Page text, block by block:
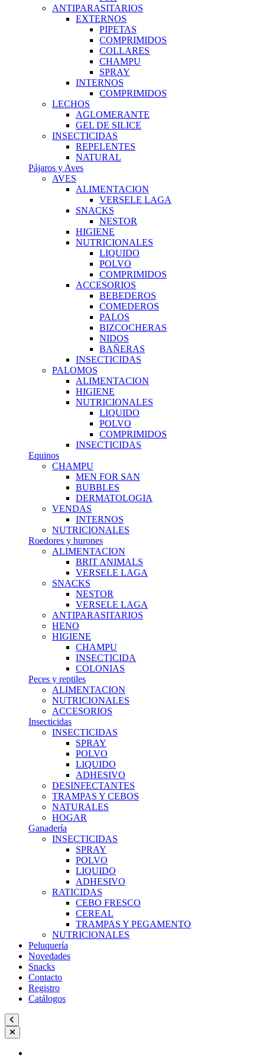
ANTIPARASITARIOS
EXTERNOS
PIPETAS
COMPRIMIDOS
COLLARES
CHAMPU
SPRAY
INTERNOS
COMPRIMIDOS
LECHOS
AGLOMERANTE
GEL DE SILICE
INSECTICIDAS
REPELENTES
NATURAL
Pájaros y Aves
AVES
ALIMENTACION
VERSELE LAGA
SNACKS
NESTOR
HIGIENE
NUTRICIONALES
LIQUIDO
POLVO
COMPRIMIDOS
ACCESORIOS
BEBEDEROS
COMEDEROS
PALOS
BIZCOCHERAS
NIDOS
BAÑERAS
INSECTICIDAS
PALOMOS
ALIMENTACION
HIGIENE
NUTRICIONALES
LIQUIDO
POLVO
COMPRIMIDOS
INSECTICIDAS
Equinos
CHAMPU
MEN FOR SAN
BUBBLES
DERMATOLOGIA
VENDAS
INTERNOS
NUTRICIONALES
Roedores y hurones
ALIMENTACION
BRIT ANIMALS
VERSELE LAGA
SNACKS
NESTOR
VERSELE LAGA
ANTIPARASITARIOS
HENO
HIGIENE
CHAMPU
INSECTICIDA
COLONIAS
Peces y reptiles
ALIMENTACION
NUTRICIONALES
ACCESORIOS
Insecticidas
INSECTICIDAS
SPRAY
POLVO
LIQUIDO
ADHESIVO
DESINFECTANTES
TRAMPAS Y CEBOS
NATURALES
HOGAR
Ganadería
INSECTICIDAS
SPRAY
POLVO
LIQUIDO
ADHESIVO
RATICIDAS
CEBO FRESCO
CEREAL
TRAMPAS Y PEGAMENTO
NUTRICIONALES
Peluquería
Novedades
Snacks
Contacto
Registro
Catálogos